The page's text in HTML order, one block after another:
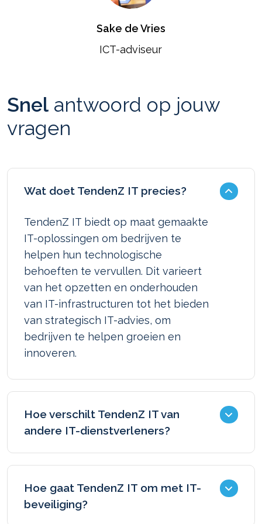
Sake de Vries
ICT-adviseur
Snel antwoord op jouw
vragen
Wat doet TendenZ IT precies?
TendenZ IT biedt op maat gemaakte
IT-oplossingen om bedrijven te
helpen hun technologische
behoeften te vervullen. Dit varieert
van het opzetten en onderhouden
van IT-infrastructuren tot het bieden
van strategisch IT-advies, om
bedrijven te helpen groeien en
innoveren.
Hoe verschilt TendenZ IT van
andere IT-dienstverleners?
fungeren als een verlengstuk van je
organisatie, wat betekent dat we
Hoe gaat TendenZ IT om met IT-
beveiliging?